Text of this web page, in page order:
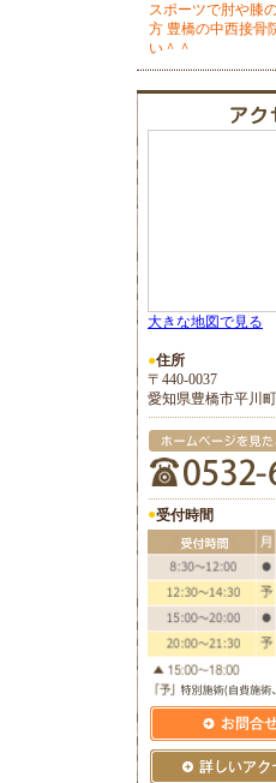
スポーツで肘や膝
方 豊橋の中西接骨
い＾＾
大きな地図で見る
●住所
〒440-0037
愛知県豊橋市平川
●受付時間